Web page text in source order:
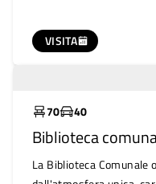
VISITA
culturali, o momenti di
facciate storiche
questo spazio esterno,
con la tranquillità del
70
40
Biblioteca
La Biblioteca Comunale